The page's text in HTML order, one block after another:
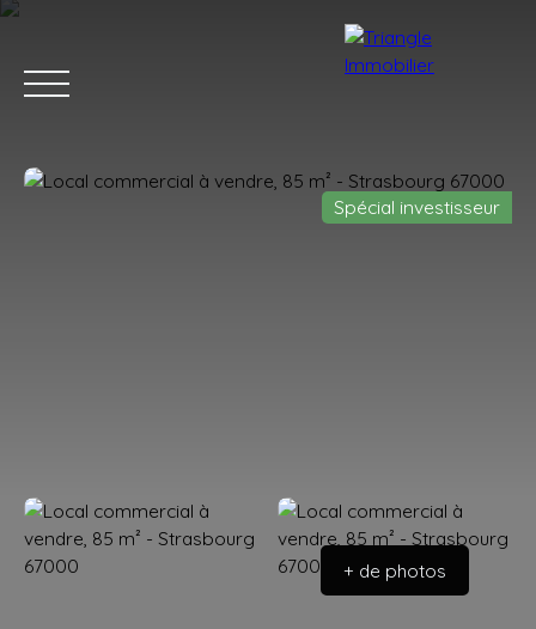
Spécial investisseur
+ de photos